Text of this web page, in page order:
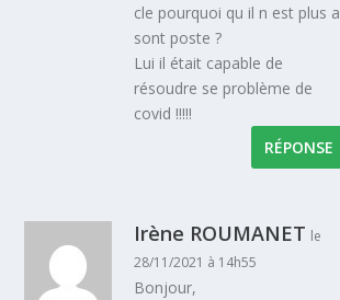
cle pourquoi qu il n est plus a
sont poste ?
Lui il était capable de
résoudre se problème de
covid !!!!!
RÉPONSE
Irène ROUMANET le
28/11/2021 à 14h55
Bonjour,